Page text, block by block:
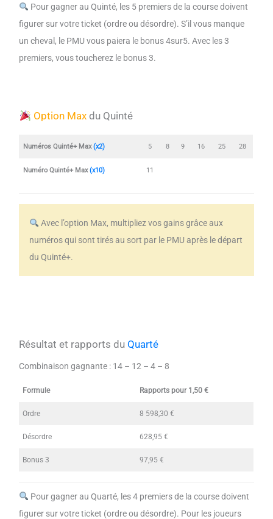
Pour gagner au Quinté, les 5 premiers de la course doivent
figurer sur votre ticket (ordre ou désordre). S’il vous manque
un cheval, le PMU vous paiera le bonus 4sur5. Avec les 3
premiers, vous toucherez le bonus 3.
Option Maxdu Quinté
Numéros Quinté+ Max(x2) 5 8 9 16 25 28
Numéro Quinté+ Max(x10) 11
Avec l’option Max, multipliez vos gains grâce aux
numéros qui sont tirés au sort par le PMU après le départ
du Quinté+.
Résultat et rapports du Quarté
Combinaison gagnante : 14 – 12 – 4 – 8
Formule Rapports pour 1,50 €
Ordre 8 598,30 €
Désordre 628,95 €
Bonus 3 97,95 €
Pour gagner au Quarté, les 4 premiers de la course doivent
figurer sur votre ticket (ordre ou désordre). Pour les joueurs